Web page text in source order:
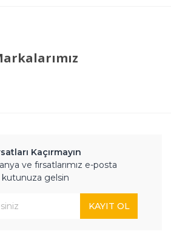
Kaçırmayın
ve fırsatlarımız e-posta
kutunuza gelsin
KAYIT OL